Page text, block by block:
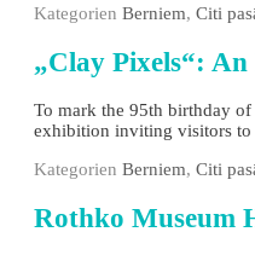
Kategorien Berniem, Citi
„Clay Pixels“:
To mark the 95th birthday of
exhibition inviting visitors to
Kategorien Berniem, Citi
Rothko Museum